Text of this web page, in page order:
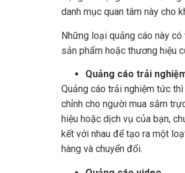
danh mục quan tâm này cho
Những loại quảng cáo này
sản phẩm hoặc thương hiệu
Quảng cáo trải
Quảng cáo trải nghiệm tức
chỉnh cho người mua sắm
hiệu hoặc dịch vụ của bạn,
kết với nhau để tạo ra một
hàng và chuyển đổi.